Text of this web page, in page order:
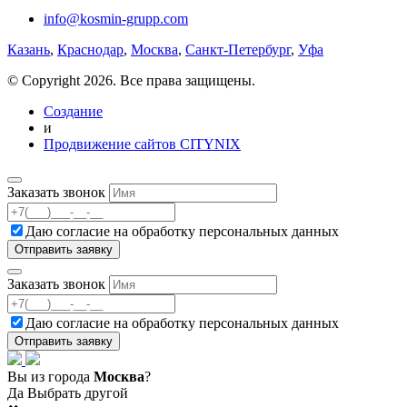
info@kosmin-grupp.com
Казань, Краснодар, Москва, Санкт-Петербург, Уфа
© Copyright 2026. Все права защищены.
Создание
и
Продвижение сайтов CITYNIX
Заказать звонок
Даю согласие на обработку персональных данных
Заказать звонок
Даю согласие на обработку персональных данных
Вы из города Москва?
Да Выбрать другой